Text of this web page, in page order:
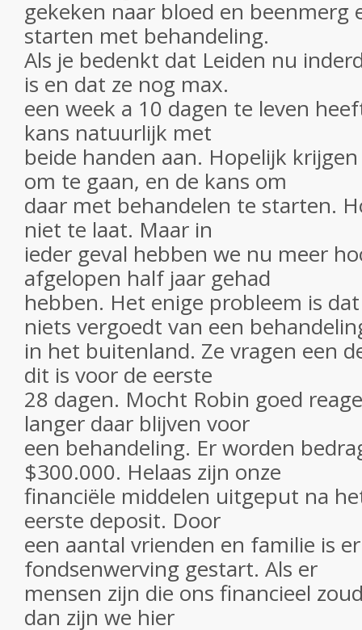
gekeken naar bloed en beenmerg
starten met behandeling.
Als je bedenkt dat Leiden nu
is en dat ze nog max.
een week a 10 dagen te leven
kans natuurlijk met
beide handen aan. Hopelijk
om te gaan, en de kans om
daar met behandelen te starten.
niet te laat. Maar in
ieder geval hebben we nu meer
afgelopen half jaar gehad
hebben. Het enige probleem is
niets vergoedt van een
in het buitenland. Ze vragen een
dit is voor de eerste
28 dagen. Mocht Robin goed
langer daar blijven voor
een behandeling. Er worden
$300.000. Helaas zijn onze
financiële middelen uitgeput na
eerste deposit. Door
een aantal vrienden en familie is
fondsenwerving gestart. Als er
mensen zijn die ons financieel
dan zijn we hier